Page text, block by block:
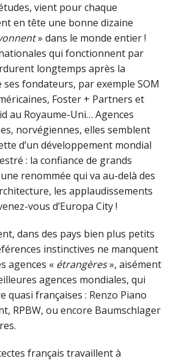
vient pour chaque
en tête une bonne dizaine
» dans le monde entier !
qui fonctionnent par
longtemps après la
fondateurs, par exemple SOM
Foster + Partners et
au Royaume-Uni… Agences
norvégiennes, elles semblent
d’un développement mondial
: la confiance de grands
renommée qui va au-delà des
les applaudissements
vous d’Europa City !
dans des pays bien plus petits
instinctives ne manquent
agences « étrangères», aisément
agences mondiales, qui
quasi françaises : Renzo Piano
RPBW, ou encore Baumschlager
français travaillent à